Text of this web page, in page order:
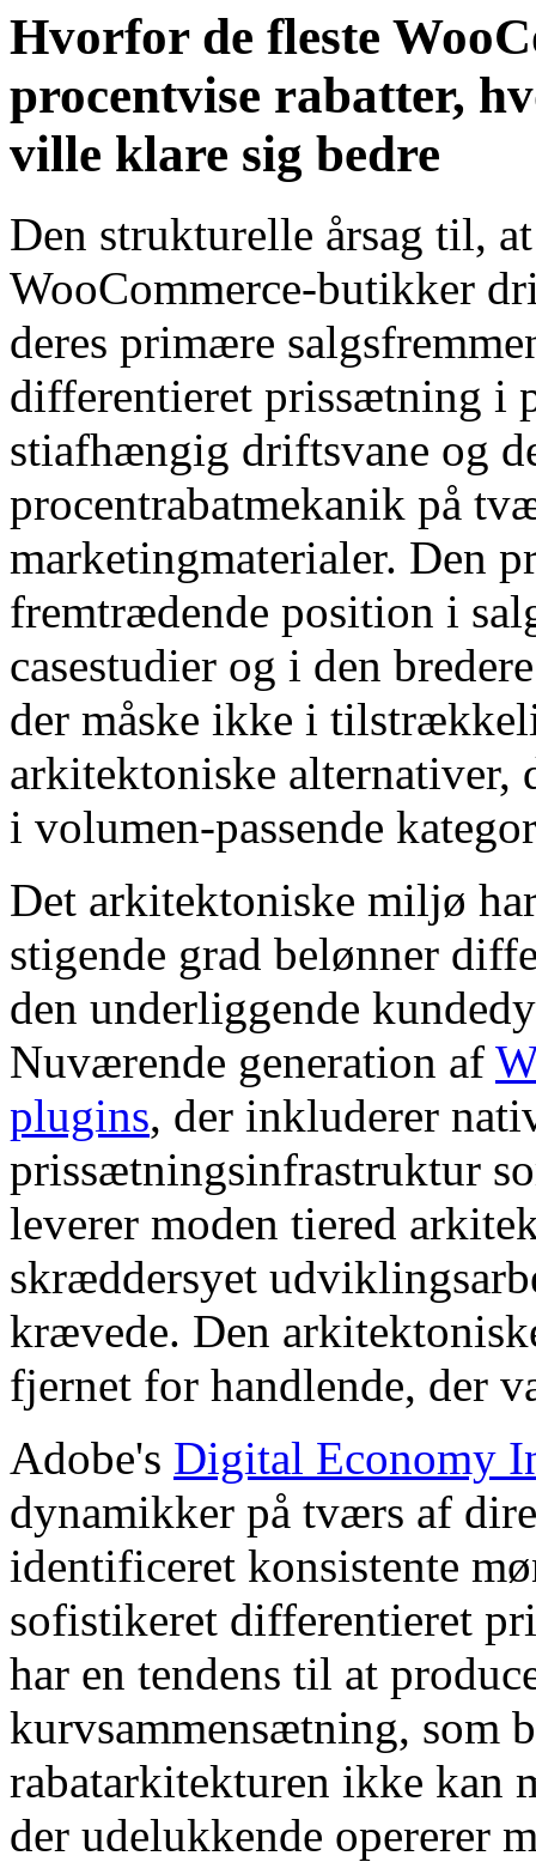
Hvorfor de fleste
procentvise rabatter,
ville klare sig bedre
Den strukturelle årsag til,
WooCommerce-butikker
deres primære
differentieret prissætning i
stiafhængig driftsvane og
procentrabatmekanik på
marketingmaterialer. Den
fremtrædende position i
casestudier og i den
der måske ikke i
arkitektoniske
i volumen-passende
Det arkitektoniske miljø
stigende grad belønner
den underliggende
Nuværende generation af
plugins, der inkluderer
prissætningsinfrastruktur
leverer moden tiered
skræddersyet
krævede. Den
fjernet for handlende, der
Adobe's Digital Economy
dynamikker på tværs af
identificeret konsistente
sofistikeret differentieret
har en tendens til at
kurvsammensætning, som
rabatarkitekturen ikke kan
der udelukkende opererer